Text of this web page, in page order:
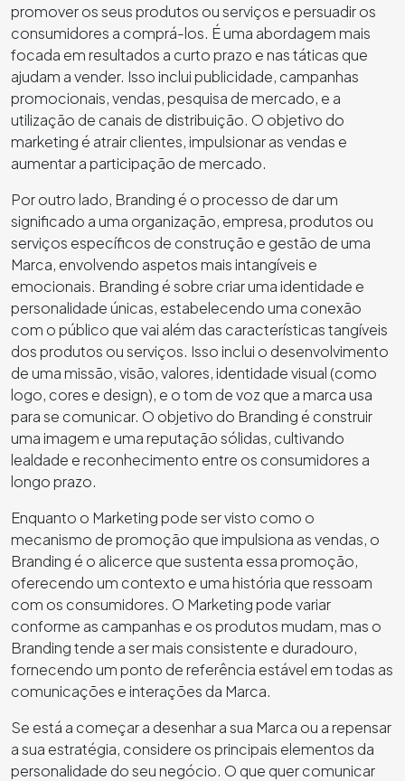
promover os seus produtos ou serviços e persuadir os
consumidores a comprá-los. É uma abordagem mais
focada em resultados a curto prazo e nas táticas que
ajudam a vender. Isso inclui publicidade, campanhas
promocionais, vendas, pesquisa de mercado, e a
utilização de canais de distribuição. O objetivo do
marketing é atrair clientes, impulsionar as vendas e
aumentar a participação de mercado.
Por outro lado, Branding é o processo de dar um
significado a uma organização, empresa, produtos ou
serviços específicos de construção e gestão de uma
Marca, envolvendo aspetos mais intangíveis e
emocionais. Branding é sobre criar uma identidade e
personalidade únicas, estabelecendo uma conexão
com o público que vai além das características tangíveis
dos produtos ou serviços. Isso inclui o desenvolvimento
de uma missão, visão, valores, identidade visual (como
logo, cores e design), e o tom de voz que a marca usa
para se comunicar. O objetivo do Branding é construir
uma imagem e uma reputação sólidas, cultivando
lealdade e reconhecimento entre os consumidores a
longo prazo.
Enquanto o Marketing pode ser visto como o
mecanismo de promoção que impulsiona as vendas, o
Branding é o alicerce que sustenta essa promoção,
oferecendo um contexto e uma história que ressoam
com os consumidores. O Marketing pode variar
conforme as campanhas e os produtos mudam, mas o
Branding tende a ser mais consistente e duradouro,
fornecendo um ponto de referência estável em todas as
comunicações e interações da Marca.
Se está a começar a desenhar a sua Marca ou a repensar
a sua estratégia, considere os principais elementos da
personalidade do seu negócio. O que quer comunicar